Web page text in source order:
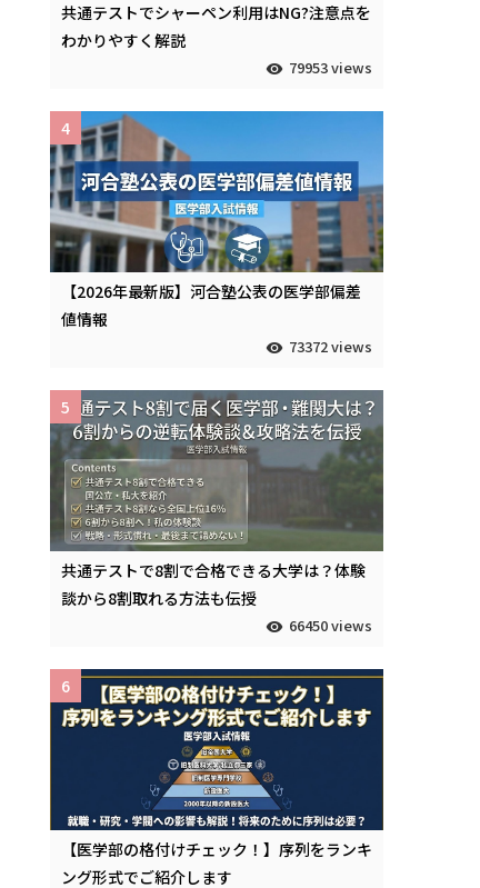
共通テストでシャーペン利用はNG?注意点を
わかりやすく解説
79953 views
【2026年最新版】河合塾公表の医学部偏差
値情報
73372 views
4
共通テストで8割で合格できる大学は？体験
談から8割取れる方法も伝授
66450 views
5
【医学部の格付けチェック！】序列をランキ
ング形式でご紹介します
6